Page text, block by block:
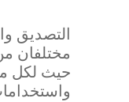
التصديق
مختلفان
حيث لكل